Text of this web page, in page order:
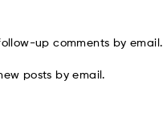
up comments by email.
posts by email.